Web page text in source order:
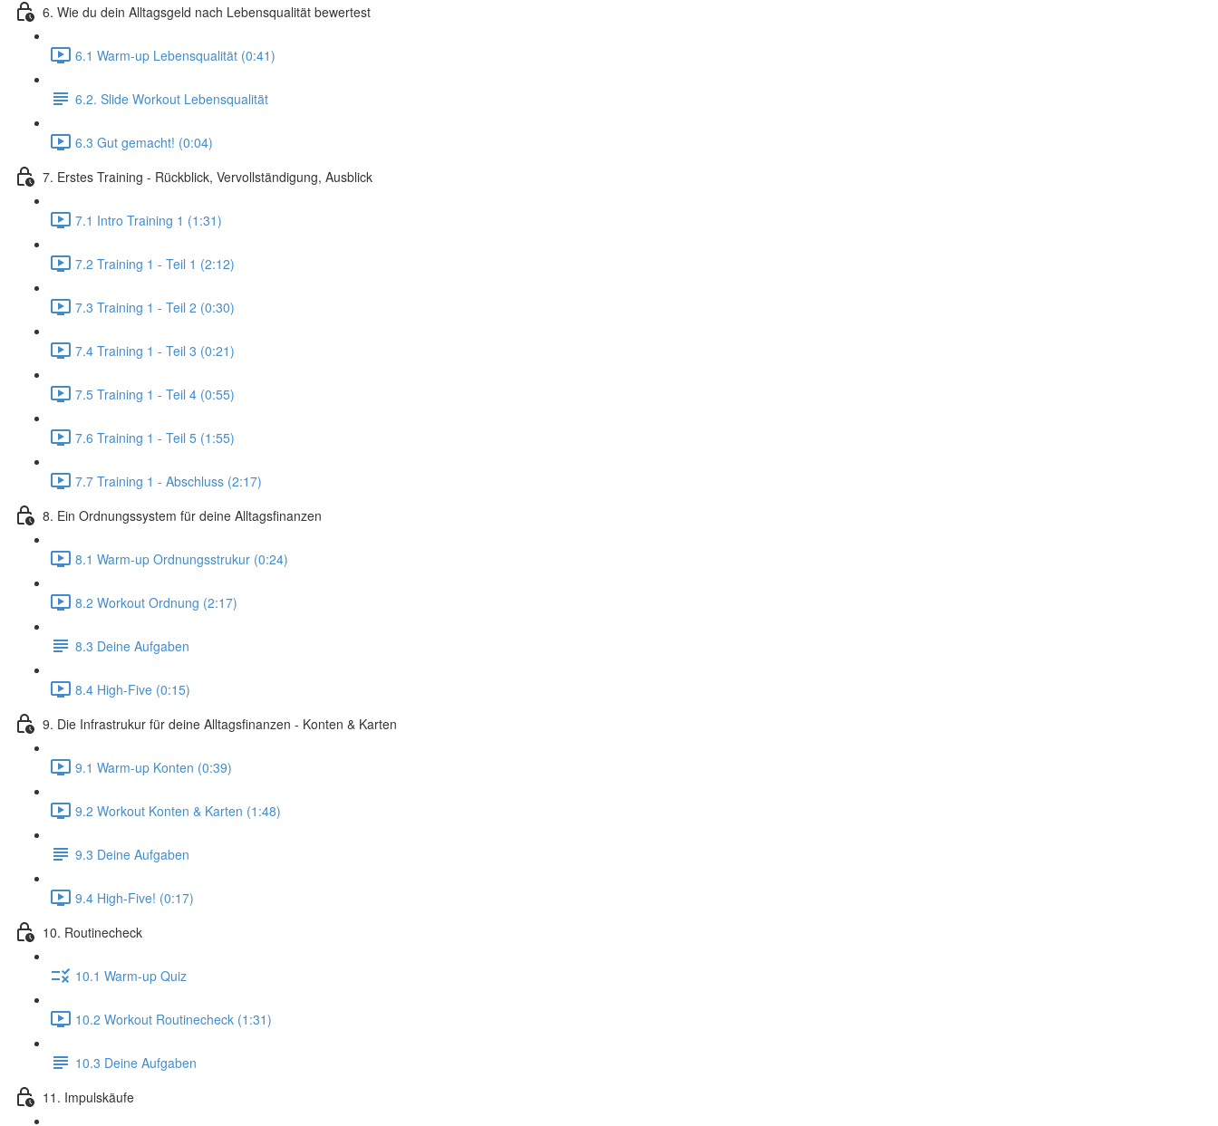
6. Wie du dein Alltagsgeld nach Lebensqualität bewertest
6.1 Warm-up Lebensqualität (0:41)
6.2. Slide Workout Lebensqualität
6.3 Gut gemacht! (0:04)
7. Erstes Training - Rückblick, Vervollständigung, Ausblick
7.1 Intro Training 1 (1:31)
7.2 Training 1 - Teil 1 (2:12)
7.3 Training 1 - Teil 2 (0:30)
7.4 Training 1 - Teil 3 (0:21)
7.5 Training 1 - Teil 4 (0:55)
7.6 Training 1 - Teil 5 (1:55)
7.7 Training 1 - Abschluss (2:17)
8. Ein Ordnungssystem für deine Alltagsfinanzen
8.1 Warm-up Ordnungsstrukur (0:24)
8.2 Workout Ordnung (2:17)
8.3 Deine Aufgaben
8.4 High-Five (0:15)
9. Die Infrastrukur für deine Alltagsfinanzen - Konten & Karten
9.1 Warm-up Konten (0:39)
9.2 Workout Konten & Karten (1:48)
9.3 Deine Aufgaben
9.4 High-Five! (0:17)
10. Routinecheck
10.1 Warm-up Quiz
10.2 Workout Routinecheck (1:31)
10.3 Deine Aufgaben
11. Impulskäufe